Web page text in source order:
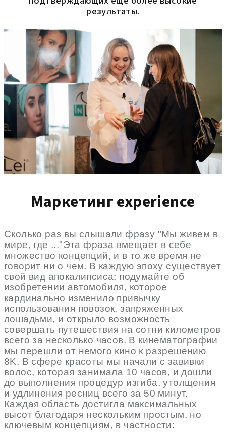
результаты.
Маркетинг experience
Сколько раз вы слышали фразу "Мы живем в
мире, где ..."Эта фраза вмещает в себе
множество концепций, и в то же время не
говорит ни о чем. В каждую эпоху существует
свой вид апокалипсиса: подумайте об
изобретении автомобиля, которое
кардинально изменило привычку
использования повозок, запряженных
лошадьми, и открыло возможность
совершать путешествия на сотни километров
всего за несколько часов. В кинематографии
мы перешли от немого кино к разрешению
8K. В сфере красоты мы начали с завивки
волос, которая занимала 10 часов, и дошли
до выполнения процедур изгиба, утолщения
и удлинения ресниц всего за 50 минут.
Каждая область достигла максимальных
высот благодаря нескольким простым, но
ключевым концепциям, в частности: